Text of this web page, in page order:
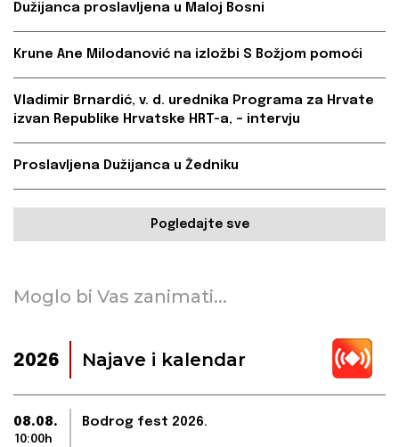
Dužijanca proslavljena u Maloj Bosni
Krune Ane Milodanović na izložbi S Božjom pomoći
Vladimir Brnardić, v. d. urednika Programa za Hrvate
izvan Republike Hrvatske HRT-a, – intervju
Proslavljena Dužijanca u Žedniku
Pogledajte sve
Moglo bi Vas zanimati...
2026 Najave i kalendar
08.08.
10:00h
Bodrog fest 2026.